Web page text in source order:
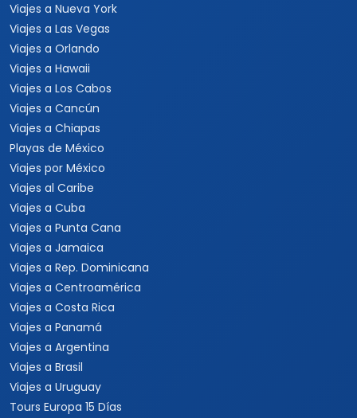
Viajes a Nueva York
Viajes a Las Vegas
Viajes a Orlando
Viajes a Hawaii
Viajes a Los Cabos
Viajes a Cancún
Viajes a Chiapas
Playas de México
Viajes por México
Viajes al Caribe
Viajes a Cuba
Viajes a Punta Cana
Viajes a Jamaica
Viajes a Rep. Dominicana
Viajes a Centroamérica
Viajes a Costa Rica
Viajes a Panamá
Viajes a Argentina
Viajes a Brasil
Viajes a Uruguay
Tours Europa 15 Días